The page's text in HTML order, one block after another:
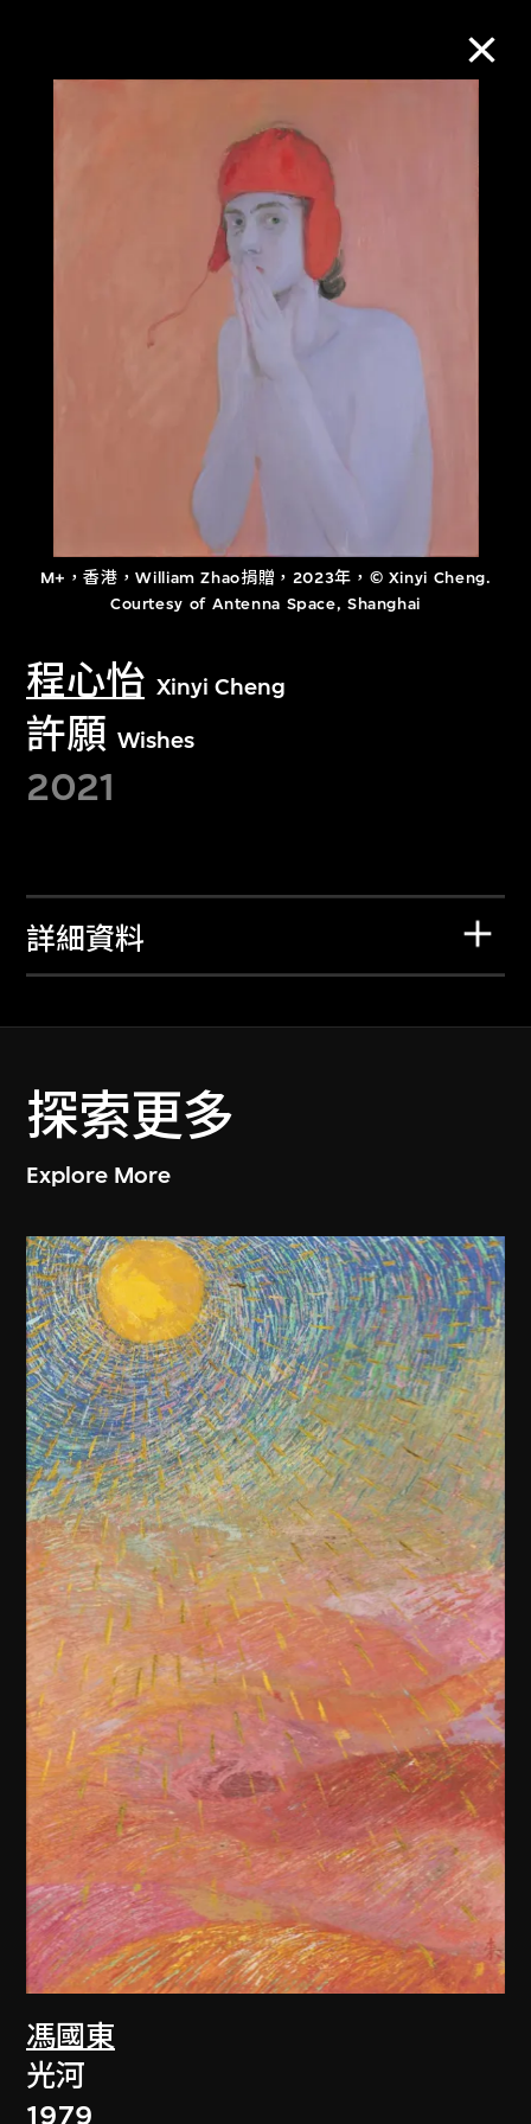
M+，香港，William Zhao捐贈，2023年，© Xinyi Cheng.
Courtesy of Antenna Space, Shanghai
程心怡 Xinyi Cheng
許願 Wishes
2021
詳細資料
探索更多
Explore More
馮國東
光河
1979
M+藏品
探索世界頂級的二十及二十一世紀視覺